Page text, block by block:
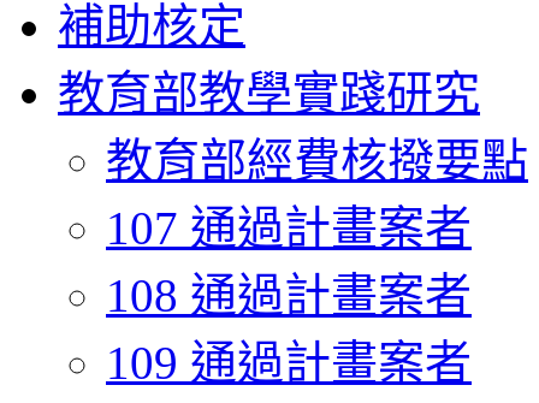
補助核定
教育部教學實踐研究
教育部經費核撥要點
107 通過計畫案者
108 通過計畫案者
109 通過計畫案者